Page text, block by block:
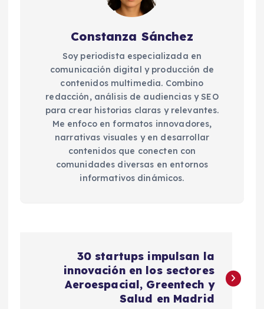
Constanza Sánchez
Soy periodista especializada en
comunicación digital y producción de
contenidos multimedia. Combino
redacción, análisis de audiencias y SEO
para crear historias claras y relevantes.
Me enfoco en formatos innovadores,
narrativas visuales y en desarrollar
contenidos que conecten con
comunidades diversas en entornos
informativos dinámicos.
30 startups impulsan la
innovación en los sectores
Aeroespacial, Greentech y
Salud en Madrid